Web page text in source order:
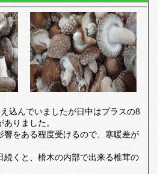
込んでいましたが日中はプラスの8
りました。
響をある程度受けるので、寒暖差が
続くと、榾木の内部で出来る椎茸の